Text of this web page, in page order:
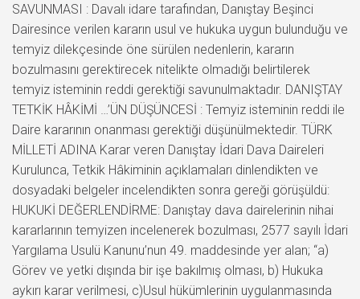
SAVUNMASI : Davalı idare tarafından, Danıştay Beşinci
Dairesince verilen kararın usul ve hukuka uygun bulunduğu ve
temyiz dilekçesinde öne sürülen nedenlerin, kararın
bozulmasını gerektirecek nitelikte olmadığı belirtilerek
temyiz isteminin reddi gerektiği savunulmaktadır. DANIŞTAY
TETKİK HÂKİMİ …’ÜN DÜŞÜNCESİ : Temyiz isteminin reddi ile
Daire kararının onanması gerektiği düşünülmektedir. TÜRK
MİLLETİ ADINA Karar veren Danıştay İdari Dava Daireleri
Kurulunca, Tetkik Hâkiminin açıklamaları dinlendikten ve
dosyadaki belgeler incelendikten sonra gereği görüşüldü:
HUKUKİ DEĞERLENDİRME: Danıştay dava dairelerinin nihai
kararlarının temyizen incelenerek bozulması, 2577 sayılı İdari
Yargılama Usulü Kanunu’nun 49. maddesinde yer alan; “a)
Görev ve yetki dışında bir işe bakılmış olması, b) Hukuka
aykırı karar verilmesi, c)Usul hükümlerinin uygulanmasında